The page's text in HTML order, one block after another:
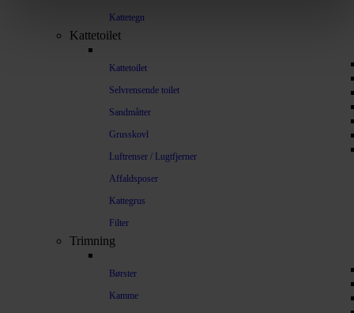
Kattetegn
Kattetoilet
Kattetoilet
Selvrensende toilet
Sandmåtter
Grusskovl
Luftrenser / Lugtfjerner
Affaldsposer
Kattegrus
Filter
Trimning
Børster
Kamme